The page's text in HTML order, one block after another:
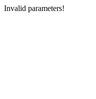
Invalid parameters!